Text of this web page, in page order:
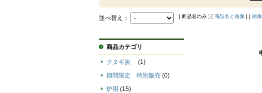
並べ替え： [ 商品名のみ ] [ 商品名と画像 ] [ 画
商品カテゴリ
クヌギ炭
(1)
期間限定 特別販売 (0)
炉用 (15)